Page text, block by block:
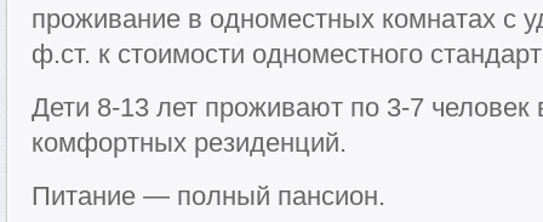
проживание в одноместных комнатах с
ф.ст. к стоимости одноместного
Дети 8-13 лет проживают по 3-7 человек
комфортных резиденций.
Питание — полный пансион.